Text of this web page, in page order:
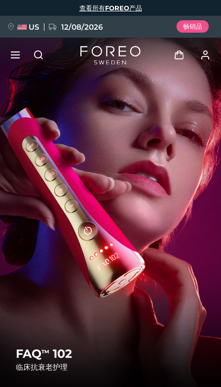
FAQTM 102
临床抗衰老护理
查看所有FOREO产品
US 12/08/2026 畅销品
用户信息
我的设备
我的订单
我的地址
我的订阅
新品
FAQ™ Pure Beauty-Tech Elixir
BREAKING NEWS
issa™ Teeth Whitening Set
FAQ™ Dual LED Panel
特别优惠
语言
English Deutsch
Español
Français
Italiano
Português
Polski
Svenska
Русский
Türkçe
简体中文 繁體中文
发货国家
预计送达日期12/08/2026
英国 预计送达日期 11/08/2026
预计送达日期 11/08/2026
预计送达日期 14/08/2026
11/08/2026
德国